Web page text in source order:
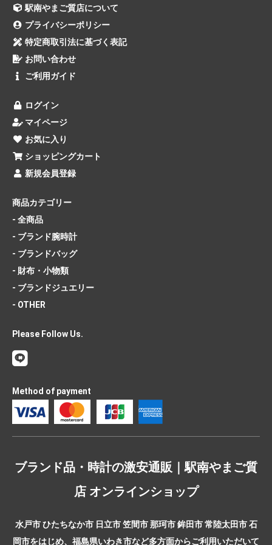
駅南やまご質店について
プライバシーポリシー
特定商取引法に基づく表記
お問い合わせ
ご利用ガイド
ログイン
マイページ
お気に入り
ショッピングカート
新規会員登録
商品カテゴリー
- 全商品
- ブランド腕時計
- ブランドバッグ
- 財布・小物類
- ブランドジュエリー
- OTHER
Please Follow Us.
Method of payment
ブランド品・時計の激安通販｜駅南やまご質
店 オンラインショップ
水戸市 ひたちなか市 日立市 笠間市 那珂市 鉾田市 常陸太田市 石
岡市をはじめ、福島県いわき市など多方面からご利用いただいて